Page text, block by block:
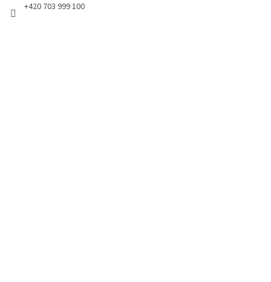
+420 703 999 100